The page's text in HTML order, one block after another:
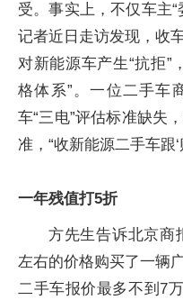
受。事实上，不仅车主
记者近日走访发现，收
对新能源车产生“抗拒”
格体系”。一位二手车
车“三电”评估标准缺失
准，“收新能源二手车跟‘
一年残值打5折
方先生告诉北京商
左右的价格购买了一辆
二手车报价最多不到7